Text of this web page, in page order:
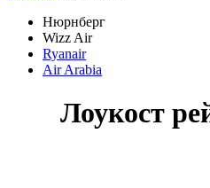
Нюрнберг
Wizz Air
Ryanair
Air Arabia
Лоукост